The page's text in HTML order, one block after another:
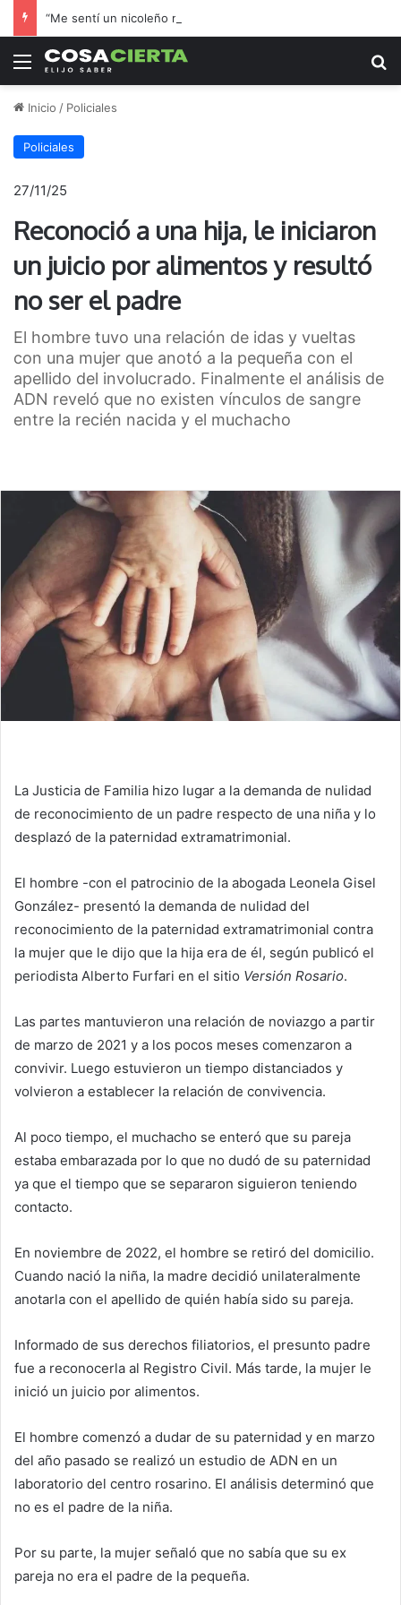
Menú
Inicio / Policiales
Policiales
27/11/25
Reconoció a una hija, le iniciaron
un juicio por alimentos y resultó
no ser el padre
El hombre tuvo una relación de idas y vueltas
con una mujer que anotó a la pequeña con el
apellido del involucrado. Finalmente el análisis de
ADN reveló que no existen vínculos de sangre
entre la recién nacida y el muchacho
La Justicia de Familia hizo lugar a la demanda de nulidad
de reconocimiento de un padre respecto de una niña y lo
desplazó de la paternidad extramatrimonial.
El hombre -con el patrocinio de la abogada Leonela Gisel
González- presentó la demanda de nulidad del
reconocimiento de la paternidad extramatrimonial contra
la mujer que le dijo que la hija era de él, según publicó el
periodista Alberto Furfari en el sitio Versión Rosario.
Las partes mantuvieron una relación de noviazgo a partir
de marzo de 2021 y a los pocos meses comenzaron a
convivir. Luego estuvieron un tiempo distanciados y
volvieron a establecer la relación de convivencia.
Al poco tiempo, el muchacho se enteró que su pareja
estaba embarazada por lo que no dudó de su paternidad
ya que el tiempo que se separaron siguieron teniendo
contacto.
En noviembre de 2022, el hombre se retiró del domicilio.
Cuando nació la niña, la madre decidió unilateralmente
anotarla con el apellido de quién había sido su pareja.
Informado de sus derechos filiatorios, el presunto padre
fue a reconocerla al Registro Civil. Más tarde, la mujer le
inició un juicio por alimentos.
El hombre comenzó a dudar de su paternidad y en marzo
del año pasado se realizó un estudio de ADN en un
laboratorio del centro rosarino. El análisis determinó que
no es el padre de la niña.
Por su parte, la mujer señaló que no sabía que su ex
pareja no era el padre de la pequeña.